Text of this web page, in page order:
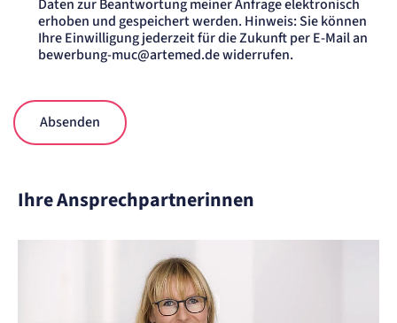
Daten zur Beantwortung meiner Anfrage elektronisch
erhoben und gespeichert werden. Hinweis: Sie können
Ihre Einwilligung jederzeit für die Zukunft per E-Mail an
bewerbung-muc@artemed.de widerrufen.
Absenden
Ihre Ansprechpartnerinnen